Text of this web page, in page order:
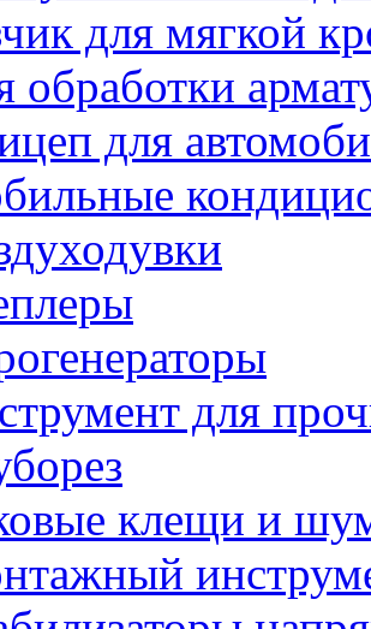
для мягкой
обработки
для
для
клещи и